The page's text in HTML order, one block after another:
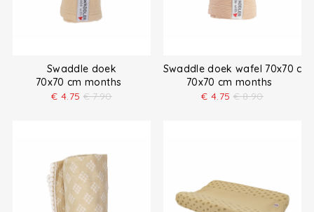
Swaddle doek
70x70 cm months
€ 4.75 € 7.90
Swaddle doek wafel 70x70 cm
70x70 cm months
€ 4.75 € 8.90